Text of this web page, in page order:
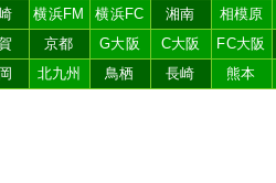
横浜FM 横浜FC 湘南 相模原
京都 G大阪 C大阪 FC大阪
北九州 鳥栖 長崎 熊本